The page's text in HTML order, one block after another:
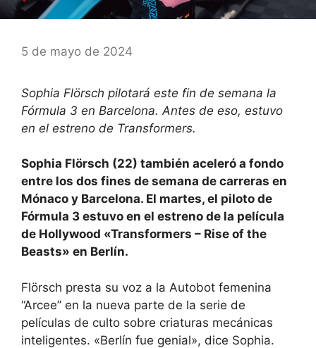
5 de mayo de 2024
Sophia Flörsch pilotará este fin de semana la
Fórmula 3 en Barcelona. Antes de eso, estuvo
en el estreno de Transformers.
Sophia Flörsch (22) también aceleró a fondo
entre los dos fines de semana de carreras en
Mónaco y Barcelona. El martes, el piloto de
Fórmula 3 estuvo en el estreno de la película
de Hollywood «Transformers – Rise of the
Beasts» en Berlín.
Flörsch presta su voz a la Autobot femenina
“Arcee” en la nueva parte de la serie de
películas de culto sobre criaturas mecánicas
inteligentes. «Berlín fue genial», dice Sophia.